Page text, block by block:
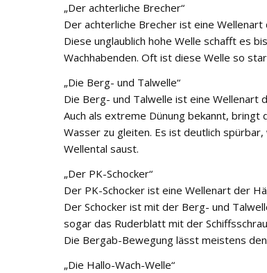
„Der achterliche Brecher“
Der achterliche Brecher ist eine
Diese unglaublich hohe Welle schafft es
Wachhabenden. Oft ist diese Welle so
„Die Berg- und Talwelle“
Die Berg- und Talwelle ist eine Wellenart
Auch als extreme Dünung bekannt, bringt
Wasser zu gleiten. Es ist deutlich
Wellental saust.
„Der PK-Schocker“
Der PK-Schocker ist eine Wellenart der
Der Schocker ist mit der Berg- und
sogar das Ruderblatt mit der
Die Bergab-Bewegung lässt meistens
„Die Hallo-Wach-Welle“